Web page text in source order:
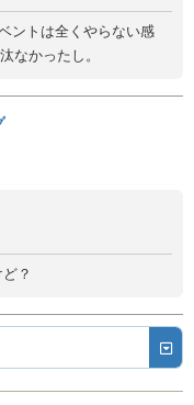
ントは全くやらない感
なかったし。
？